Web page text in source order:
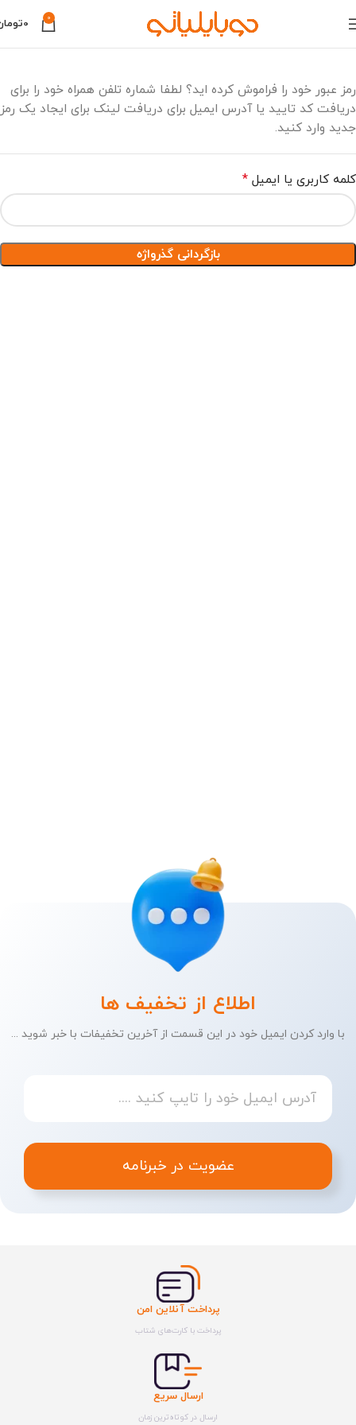
0
0
رمز عبور خود را فراموش کرده اید؟ لطفا شماره تلفن همراه خود را برای
دریافت کد تایید یا آدرس ایمیل برای دریافت لینک برای ایجاد یک رمز
جدید وارد کنید.
کلمه کاربری یا ایمیل *
بازگردانی گذرواژه
اطلاع از تخفیف ها
با وارد کردن ایمیل خود در این قسمت از آخرین تخفیفات با خبر شوید ...
عضویت در خبرنامه
پرداخت آنلاین امن
پرداخت با کارت‌های شتاب
ارسال سریع
ارسال در کوتاه‌ترین زمان